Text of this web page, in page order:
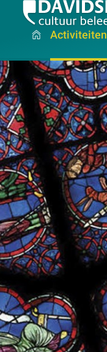
Activiteiten